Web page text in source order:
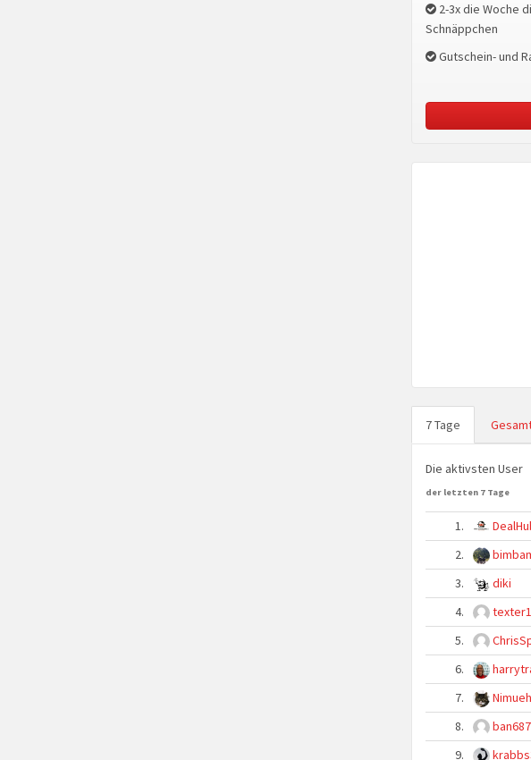
2-3x die Woche
Schnäppchen
Gutschein- und
7 Tage
Die aktivsten User
der letzten 7 Tage
1.
2.
3.
diki
4.
5.
6.
7.
Nimueh
8.
ban687
9.